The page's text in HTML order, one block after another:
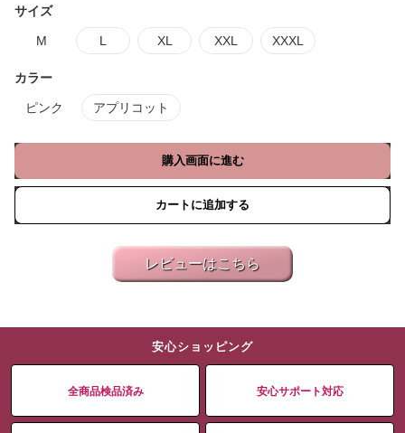
サイズ
M L XL XXL XXXL
カラー
ピンク アプリコット
購入画面に進む
カートに追加する
レビューはこちら
安心ショッピング
全商品検品済み 安心サポート対応